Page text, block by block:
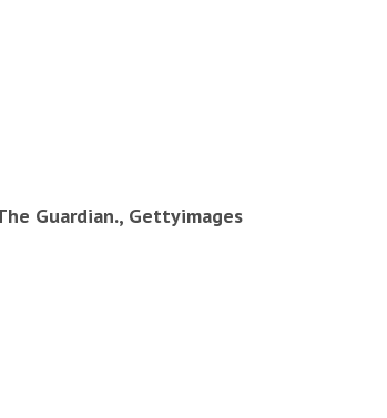
Guardian., Gettyimages